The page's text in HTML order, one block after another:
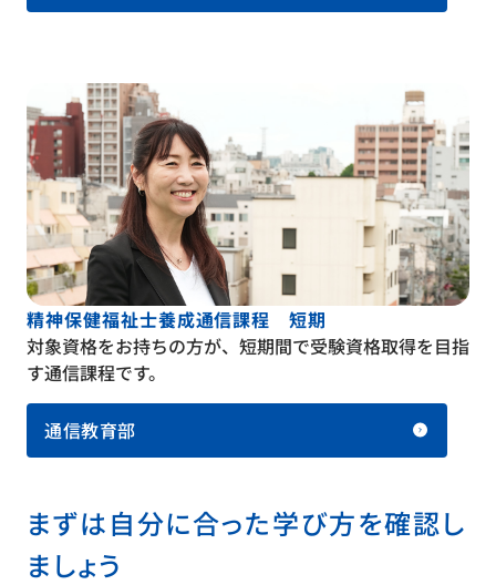
精神保健福祉士養成通信課程 短期
対象資格をお持ちの方が、短期間で受験資格取得を目指
す通信課程です。
通信教育部
まずは自分に合った学び方を確認し
ましょう